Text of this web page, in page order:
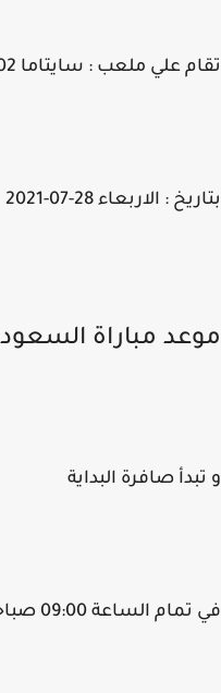
علي ملعب : سايتاما 2002
: الاربعاء 28-07-2021
مباراة السعودية
صافرة البداية
الساعة 09:00 صباحا بتوقيت المغرب.